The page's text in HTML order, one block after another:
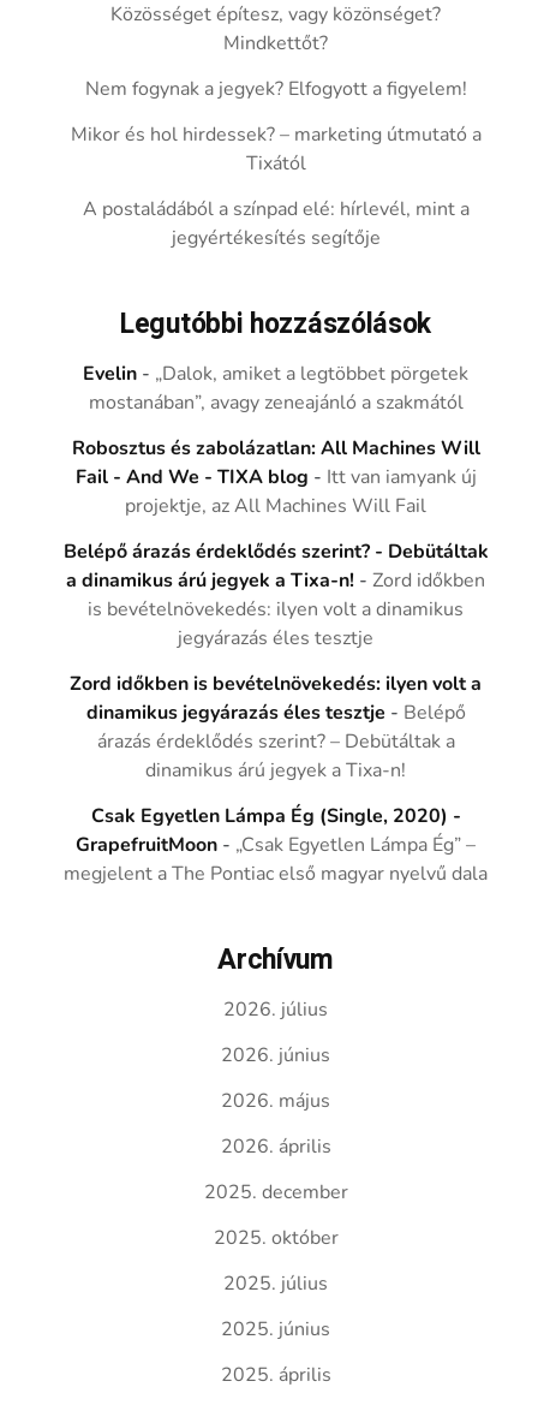
Közösséget építesz, vagy közönséget?
Mindkettőt?
Nem fogynak a jegyek? Elfogyott a figyelem!
Mikor és hol hirdessek? – marketing útmutató a
Tixától
A postaládából a színpad elé: hírlevél, mint a
jegyértékesítés segítője
Legutóbbi hozzászólások
Evelin - „Dalok, amiket a legtöbbet pörgetek
mostanában”, avagy zeneajánló a szakmától
Robosztus és zabolázatlan: All Machines Will
Fail - And We - TIXA blog - Itt van iamyank új
projektje, az All Machines Will Fail
Belépő árazás érdeklődés szerint? - Debütáltak
a dinamikus árú jegyek a Tixa-n! -Zord időkben
is bevételnövekedés: ilyen volt a dinamikus
jegyárazás éles tesztje
Zord időkben is bevételnövekedés: ilyen volt a
dinamikus jegyárazás éles tesztje - Belépő
árazás érdeklődés szerint? – Debütáltak a
dinamikus árú jegyek a Tixa-n!
Csak Egyetlen Lámpa Ég (Single, 2020) -
GrapefruitMoon - „Csak Egyetlen Lámpa Ég” –
megjelent a The Pontiac első magyar nyelvű dala
Archívum
2026. július
2026. június
2026. május
2026. április
2025. december
2025. október
2025. július
2025. június
2025. április